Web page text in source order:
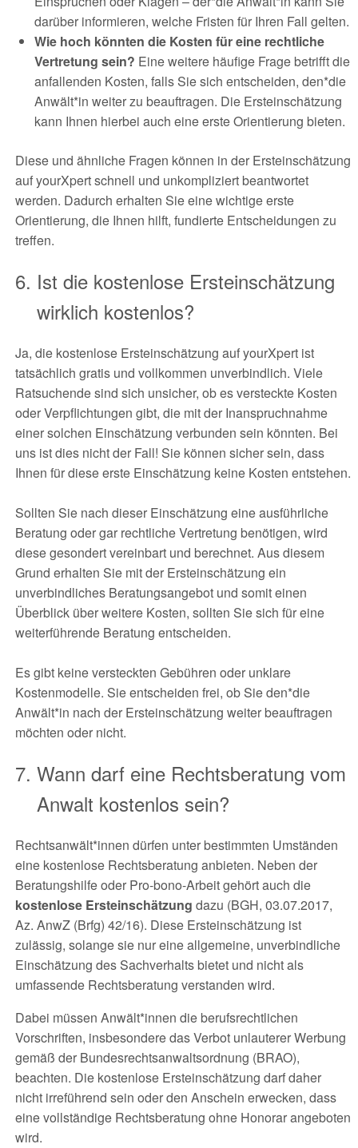
darüber informieren, welche Fristen für Ihren Fall gelten.
Wie hoch könnten die Kosten für eine rechtliche
Vertretung sein? Eine weitere häufige Frage betrifft die
anfallenden Kosten, falls Sie sich entscheiden, den*die
Anwält*in weiter zu beauftragen. Die Ersteinschätzung
kann Ihnen hierbei auch eine erste Orientierung bieten.
Diese und ähnliche Fragen können in der Ersteinschätzung
auf yourXpert schnell und unkompliziert beantwortet
werden. Dadurch erhalten Sie eine wichtige erste
Orientierung, die Ihnen hilft, fundierte Entscheidungen zu
treffen.
Ist die kostenlose Ersteinschätzung
wirklich kostenlos?
Ja, die kostenlose Ersteinschätzung auf yourXpert ist
tatsächlich gratis und vollkommen unverbindlich. Viele
Ratsuchende sind sich unsicher, ob es versteckte Kosten
oder Verpflichtungen gibt, die mit der Inanspruchnahme
einer solchen Einschätzung verbunden sein könnten. Bei
uns ist dies nicht der Fall! Sie können sicher sein, dass
Ihnen für diese erste Einschätzung keine Kosten entstehen.
Sollten Sie nach dieser Einschätzung eine ausführliche
Beratung oder gar rechtliche Vertretung benötigen, wird
diese gesondert vereinbart und berechnet. Aus diesem
Grund erhalten Sie mit der Ersteinschätzung ein
unverbindliches Beratungsangebot und somit einen
Überblick über weitere Kosten, sollten Sie sich für eine
weiterführende Beratung entscheiden.
Es gibt keine versteckten Gebühren oder unklare
Kostenmodelle. Sie entscheiden frei, ob Sie den*die
Anwält*in nach der Ersteinschätzung weiter beauftragen
möchten oder nicht.
Wann darf eine Rechtsberatung vom
Anwalt kostenlos sein?
Rechtsanwält*innen dürfen unter bestimmten Umständen
eine kostenlose Rechtsberatung anbieten. Neben der
Beratungshilfe oder Pro-bono-Arbeit gehört auch die
kostenlose Ersteinschätzung dazu (BGH, 03.07.2017,
Az. AnwZ (Brfg) 42/16). Diese Ersteinschätzung ist
zulässig, solange sie nur eine allgemeine, unverbindliche
Einschätzung des Sachverhalts bietet und nicht als
umfassende Rechtsberatung verstanden wird.
Dabei müssen Anwält*innen die berufsrechtlichen
Vorschriften, insbesondere das Verbot unlauterer Werbung
gemäß der Bundesrechtsanwaltsordnung (BRAO),
beachten. Die kostenlose Ersteinschätzung darf daher
nicht irreführend sein oder den Anschein erwecken, dass
eine vollständige Rechtsberatung ohne Honorar angeboten
wird.